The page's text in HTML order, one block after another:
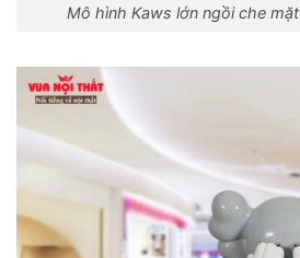
Mô hình Kaws lớn ngồi che